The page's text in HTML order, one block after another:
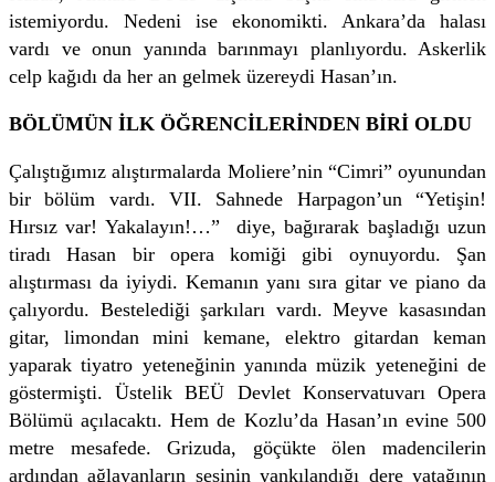
istemiyordu. Nedeni ise ekonomikti. Ankara’da halası
vardı ve onun yanında barınmayı planlıyordu. Askerlik
celp kağıdı da her an gelmek üzereydi Hasan’ın.
BÖLÜMÜN İLK ÖĞRENCİLERİNDEN BİRİ OLDU
Çalıştığımız alıştırmalarda Moliere’nin “Cimri” oyunundan
bir bölüm vardı. VII. Sahnede Harpagon’un “Yetişin!
Hırsız var! Yakalayın!…” diye, bağırarak başladığı uzun
tiradı Hasan bir opera komiği gibi oynuyordu. Şan
alıştırması da iyiydi. Kemanın yanı sıra gitar ve piano da
çalıyordu. Bestelediği şarkıları vardı. Meyve kasasından
gitar, limondan mini kemane, elektro gitardan keman
yaparak tiyatro yeteneğinin yanında müzik yeteneğini de
göstermişti. Üstelik BEÜ Devlet Konservatuvarı Opera
Bölümü açılacaktı. Hem de Kozlu’da Hasan’ın evine 500
metre mesafede. Grizuda, göçükte ölen madencilerin
ardından ağlayanların sesinin yankılandığı dere yatağının